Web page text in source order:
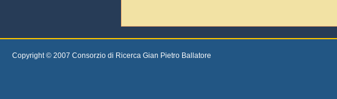
Copyright © 2007 Consorzio di Ricerca Gian Pietro Ballatore